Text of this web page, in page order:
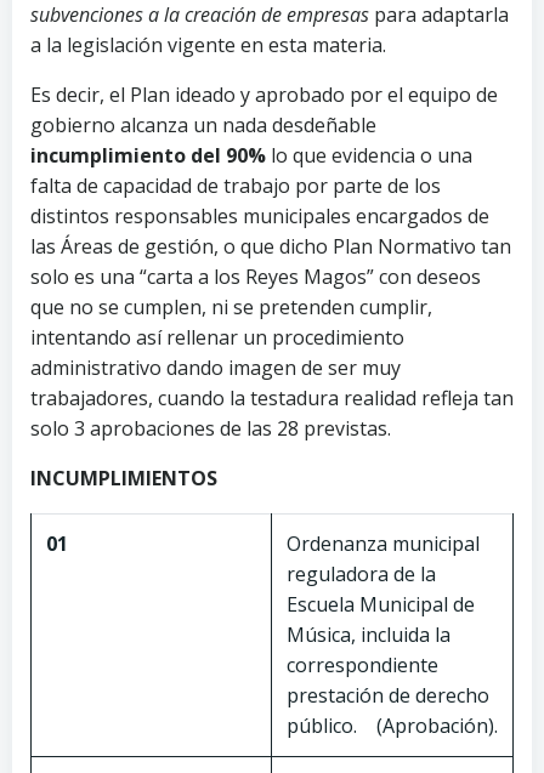
subvenciones a la creación de empresas para adaptarla
a la legislación vigente en esta materia.
Es decir, el Plan ideado y aprobado por el equipo de
gobierno alcanza un nada desdeñable
incumplimiento del 90% lo que evidencia o una
falta de capacidad de trabajo por parte de los
distintos responsables municipales encargados de
las Áreas de gestión, o que dicho Plan Normativo tan
solo es una “carta a los Reyes Magos” con deseos
que no se cumplen, ni se pretenden cumplir,
intentando así rellenar un procedimiento
administrativo dando imagen de ser muy
trabajadores, cuando la testadura realidad refleja tan
solo 3 aprobaciones de las 28 previstas.
INCUMPLIMIENTOS
01
Ordenanza municipal
reguladora de la
Escuela Municipal de
Música, incluida la
correspondiente
prestación de derecho
público. (Aprobación).